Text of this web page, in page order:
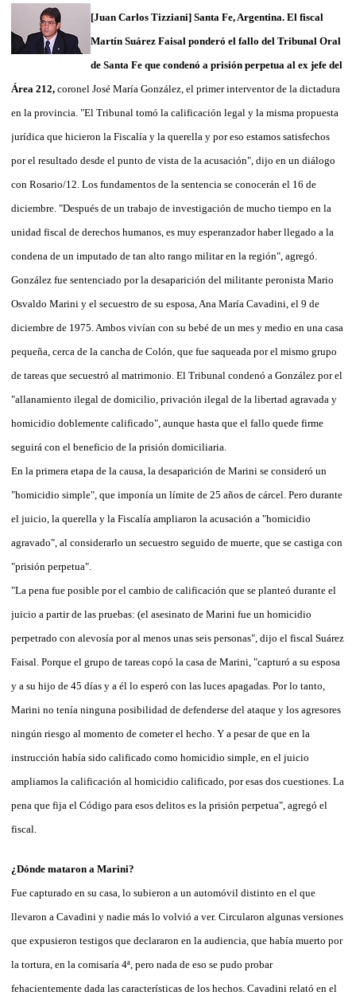
[Juan Carlos Tizziani] Santa Fe, Argentina. El fiscal
Martín Suárez Faisal ponderó el fallo del Tribunal Oral
de Santa Fe que condenó a prisión perpetua al ex jefe del
Área 212, coronel José María González, el primer interventor de la dictadura
en la provincia. "El Tribunal tomó la calificación legal y la misma propuesta
jurídica que hicieron la Fiscalía y la querella y por eso estamos satisfechos
por el resultado desde el punto de vista de la acusación", dijo en un diálogo
con Rosario/12. Los fundamentos de la sentencia se conocerán el 16 de
diciembre. "Después de un trabajo de investigación de mucho tiempo en la
unidad fiscal de derechos humanos, es muy esperanzador haber llegado a la
condena de un imputado de tan alto rango militar en la región", agregó.
González fue sentenciado por la desaparición del militante peronista Mario
Osvaldo Marini y el secuestro de su esposa, Ana María Cavadini, el 9 de
diciembre de 1975. Ambos vivían con su bebé de un mes y medio en una casa
pequeña, cerca de la cancha de Colón, que fue saqueada por el mismo grupo
de tareas que secuestró al matrimonio. El Tribunal condenó a González por el
"allanamiento ilegal de domicilio, privación ilegal de la libertad agravada y
homicidio doblemente calificado", aunque hasta que el fallo quede firme
seguirá con el beneficio de la prisión domiciliaria.
En la primera etapa de la causa, la desaparición de Marini se consideró un
"homicidio simple", que imponía un límite de 25 años de cárcel. Pero durante
el juicio, la querella y la Fiscalía ampliaron la acusación a "homicidio
agravado", al considerarlo un secuestro seguido de muerte, que se castiga con
"prisión perpetua".
"La pena fue posible por el cambio de calificación que se planteó durante el
juicio a partir de las pruebas: (el asesinato de Marini fue un homicidio
perpetrado con alevosía por al menos unas seis personas", dijo el fiscal Suárez
Faisal. Porque el grupo de tareas copó la casa de Marini, "capturó a su esposa
y a su hijo de 45 días y a él lo esperó con las luces apagadas. Por lo tanto,
Marini no tenía ninguna posibilidad de defenderse del ataque y los agresores
ningún riesgo al momento de cometer el hecho. Y a pesar de que en la
instrucción había sido calificado como homicidio simple, en el juicio
ampliamos la calificación al homicidio calificado, por esas dos cuestiones. La
pena que fija el Código para esos delitos es la prisión perpetua", agregó el
fiscal.
¿Dónde mataron a Marini?
Fue capturado en su casa, lo subieron a un automóvil distinto en el que
llevaron a Cavadini y nadie más lo volvió a ver. Circularon algunas versiones
que expusieron testigos que declararon en la audiencia, que había muerto por
la tortura, en la comisaría 4ª, pero nada de eso se pudo probar
fehacientemente dada las características de los hechos. Cavadini relató en el